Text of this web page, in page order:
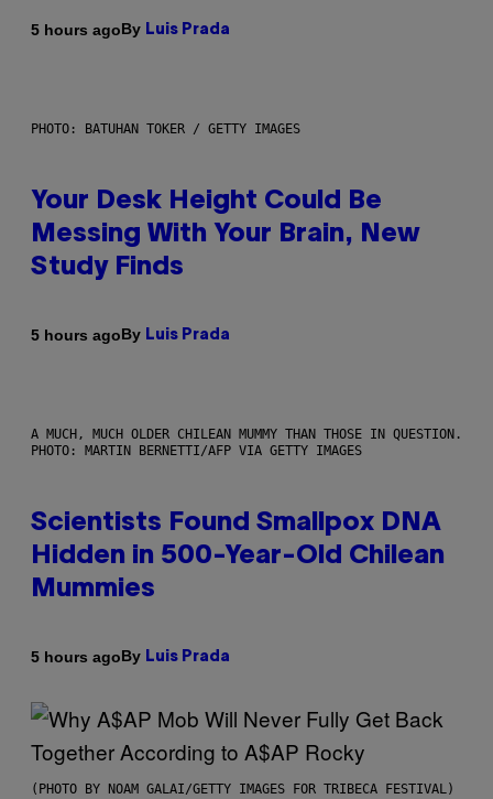
5 hours agoBy Luis Prada
PHOTO: BATUHAN TOKER / GETTY IMAGES
Your Desk Height Could Be
Messing With Your Brain, New
Study Finds
5 hours agoBy Luis Prada
A MUCH, MUCH OLDER CHILEAN MUMMY THAN THOSE IN QUESTION.
PHOTO: MARTIN BERNETTI/AFP VIA GETTY IMAGES
Scientists Found Smallpox DNA
Hidden in 500-Year-Old Chilean
Mummies
5 hours agoBy Luis Prada
(PHOTO BY NOAM GALAI/GETTY IMAGES FOR TRIBECA FESTIVAL)